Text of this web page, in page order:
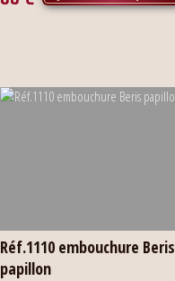
Réf.1110 embouchure Beris
papillon